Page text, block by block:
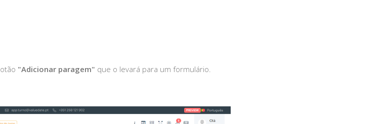
"Adicionar paragem" que o levará para um formulário.